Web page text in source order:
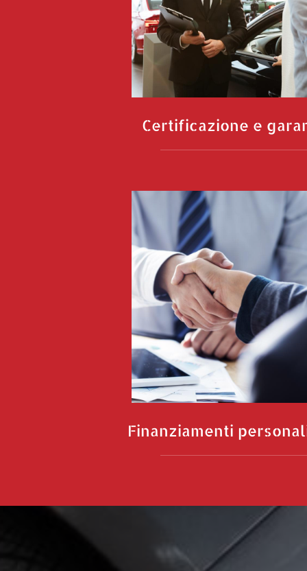
Certificazione e
Finanziamenti